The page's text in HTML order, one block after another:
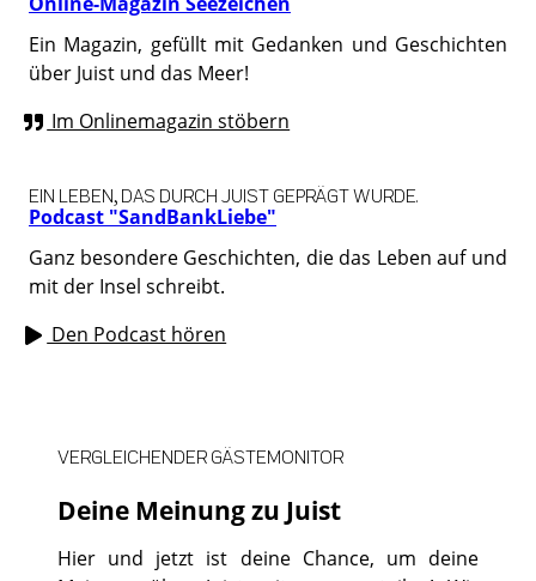
Ein Magazin, gefüllt mit Gedanken und Geschichten
über Juist und das Meer!
Im Onlinemagazin stöbern
Podcast "SandBankLiebe"
EIN LEBEN, DAS DURCH JUIST GEPRÄGT WURDE.
Ganz besondere Geschichten, die das Leben auf und
mit der Insel schreibt.
Den Podcast hören
Deine Meinung zu Juist
VERGLEICHENDER GÄSTEMONITOR
Hier und jetzt ist deine Chance, um deine